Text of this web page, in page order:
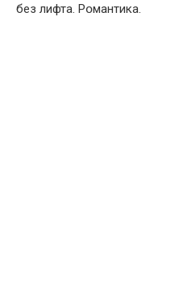
без лифта. Рօмантика.